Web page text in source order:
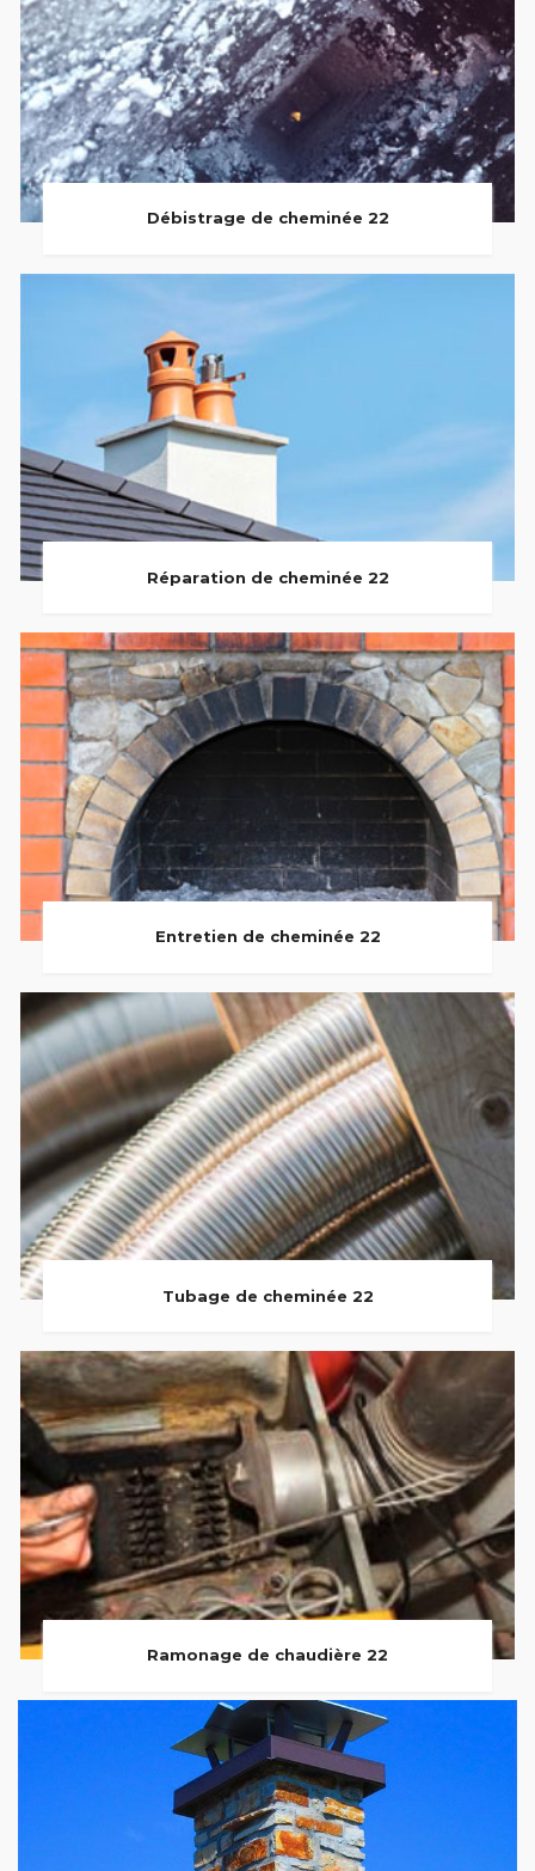
Débistrage de cheminée 22
Réparation de cheminée 22
Entretien de cheminée 22
Tubage de cheminée 22
Ramonage de chaudière 22